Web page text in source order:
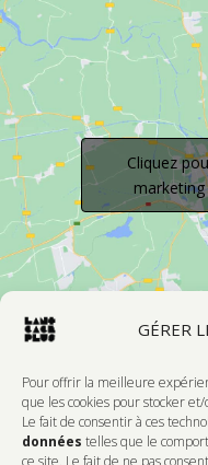
GÉRER
Pour offrir la meilleure
que les cookies pour stocker
Le fait de consentir à ces
données telles que le
ce site. Le fait de ne pas
Cliquez